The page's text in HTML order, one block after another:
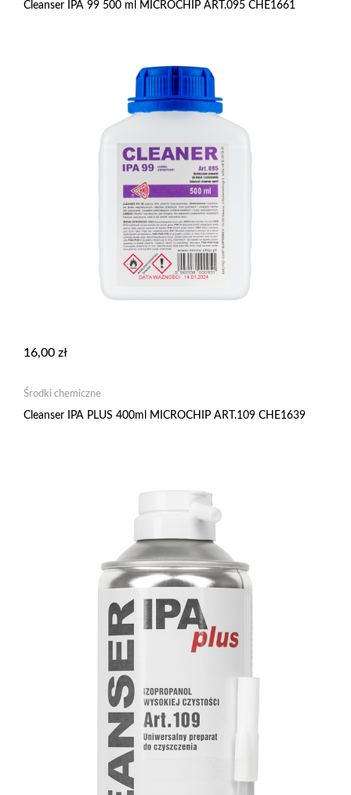
Cleanser IPA 99 500 ml MICROCHIP ART.095 CHE1661
16,00 zł
Środki chemiczne
Cleanser IPA PLUS 400ml MICROCHIP ART.109 CHE1639